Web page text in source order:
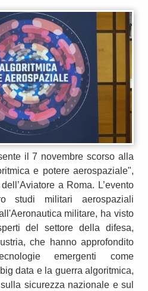
il 7 novembre scorso alla
e potere aerospaziale",
a Roma. L’evento
studi militari aerospaziali
militare, ha visto
del settore della difesa,
che hanno approfondito
emergenti come
data e la guerra algoritmica,
sicurezza nazionale e sul